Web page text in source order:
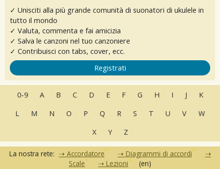
✓ Unisciti alla più grande comunità di suonatori di ukulele in
tutto il mondo
✓ Valuta, commenta e fai amicizia
✓ Salva le canzoni nel tuo canzoniere
✓ Contribuisci con tabs, cover, ecc.
Registrati
0-9 A B C D E F G H I J
K
L
M N O P Q R S T U V
W
X
Y Z
La nostra rete: Accordatore
Diagrammi di accordi
Scale
Lezioni (en)